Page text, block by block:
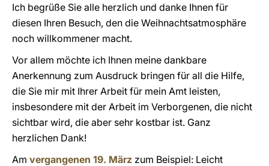
Ich begrüße Sie alle herzlich und danke Ihnen für
diesen Ihren Besuch, den die Weihnachtsatmosphäre
noch willkommener macht.
Vor allem möchte ich Ihnen meine dankbare
Anerkennung zum Ausdruck bringen für all die Hilfe,
die Sie mir mit Ihrer Arbeit für mein Amt leisten,
insbesondere mit der Arbeit im Verborgenen, die nicht
sichtbar wird, die aber sehr kostbar ist. Ganz
herzlichen Dank!
Am vergangenen 19. März zum Beispiel: Leicht